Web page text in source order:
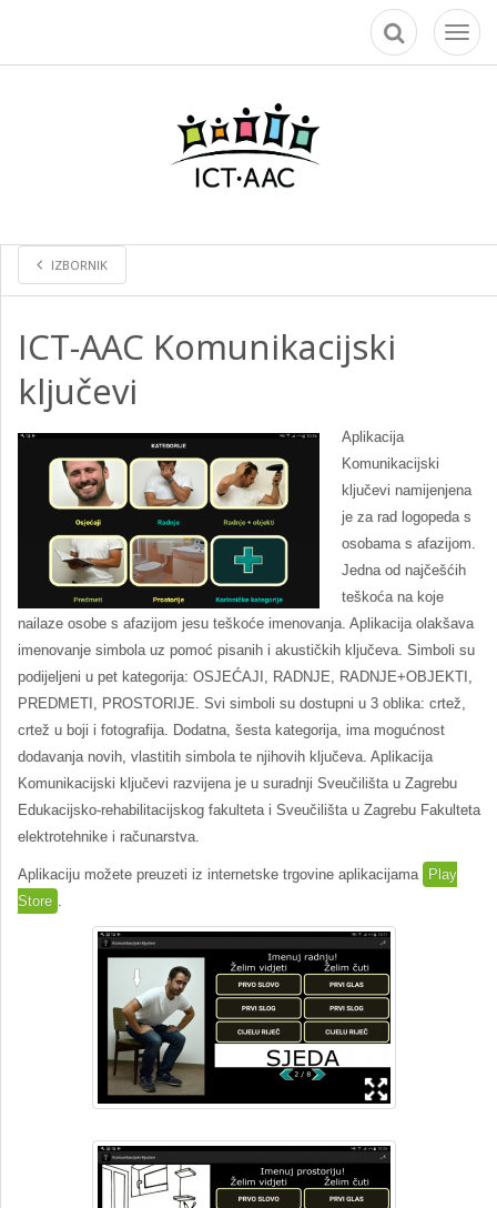
Toggle
IZBORNIK
ICT-AAC Komunikacijski
ključevi
Aplikacija
Komunikacijski
ključevi namijenjena
je za rad logopeda s
osobama s afazijom.
Jedna od najčešćih
teškoća na koje
nailaze osobe s afazijom jesu teškoće imenovanja. Aplikacija olakšava
imenovanje simbola uz pomoć pisanih i akustičkih ključeva. Simboli su
podijeljeni u pet kategorija: OSJEĆAJI, RADNJE, RADNJE+OBJEKTI,
PREDMETI, PROSTORIJE. Svi simboli su dostupni u 3 oblika: crtež,
crtež u boji i fotografija. Dodatna, šesta kategorija, ima mogućnost
dodavanja novih, vlastitih simbola te njihovih ključeva. Aplikacija
Komunikacijski ključevi razvijena je u suradnji Sveučilišta u Zagrebu
Edukacijsko-rehabilitacijskog fakulteta i Sveučilišta u Zagrebu Fakulteta
elektrotehnike i računarstva.
Aplikaciju možete preuzeti iz internetske trgovine aplikacijama
Play
Store .